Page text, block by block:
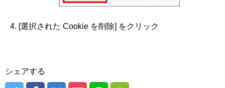
[選択された Cookie を削除] をクリック
シェアする